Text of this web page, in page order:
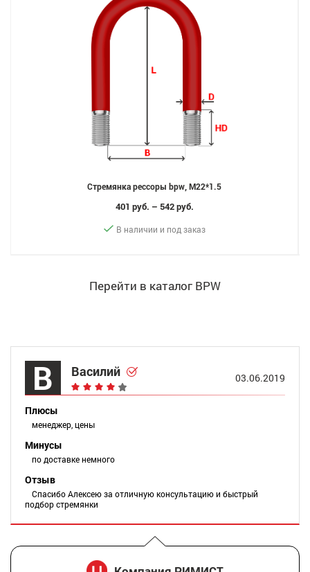
Стремянка рессоры bpw, M22*1.5
401 руб. – 542 руб.
В наличии и под заказ
Перейти в каталог BPW
В Василий 03.06.2019
Плюсы
менеджер, цены
Минусы
по доставке немного
Отзыв
Спасибо Алексею за отличную консультацию и быстрый
подбор стремянки